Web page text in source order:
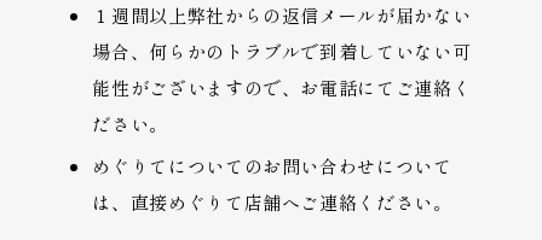
１週間以上弊社からの返信メールが届かない
場合、何らかのトラブルで到着していない可
能性がございますので、お電話にてご連絡く
ださい。
めぐりてについてのお問い合わせについて
は、直接めぐりて店舗へご連絡ください。